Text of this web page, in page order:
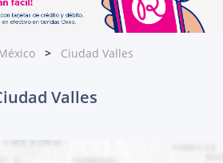
Ciudad Valles
Valles